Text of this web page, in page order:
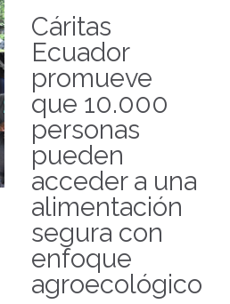
Cáritas
Ecuador
promueve
que 10.000
personas
pueden
acceder a una
alimentación
segura con
enfoque
agroecológico